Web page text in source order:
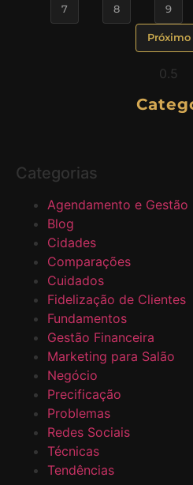
7 8 9
Próximo
Categorias
Agendamento e Gestão
Blog
Cidades
Comparações
Cuidados
Fidelização de Clientes
Fundamentos
Gestão Financeira
Marketing para Salão
Negócio
Precificação
Problemas
Redes Sociais
Técnicas
Tendências